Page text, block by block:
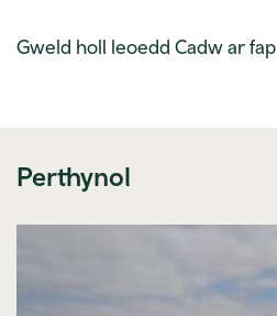
Gweld holl leoedd Cadw ar fap
Perthynol